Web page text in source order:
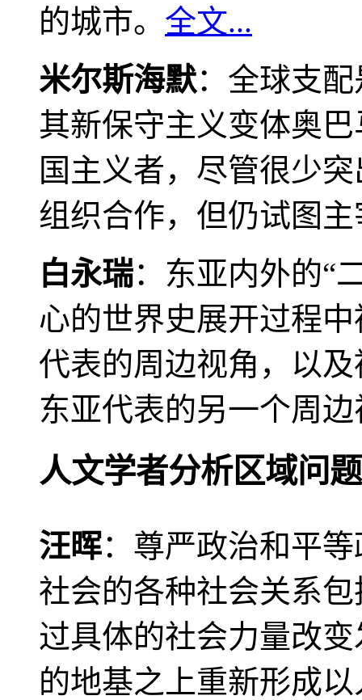
的城市。 全文...
米尔斯海默：全球支
其新保守主义变体奥
国主义者，尽管很少
组织合作，但仍试图
白永瑞：东亚内外的“
心的世界史展开过程
代表的周边视角，以
东亚代表的另一个周
人文学者分析区域问题
汪晖：尊严政治和平
社会的各种社会关系
过具体的社会力量改
的地基之上重新形成